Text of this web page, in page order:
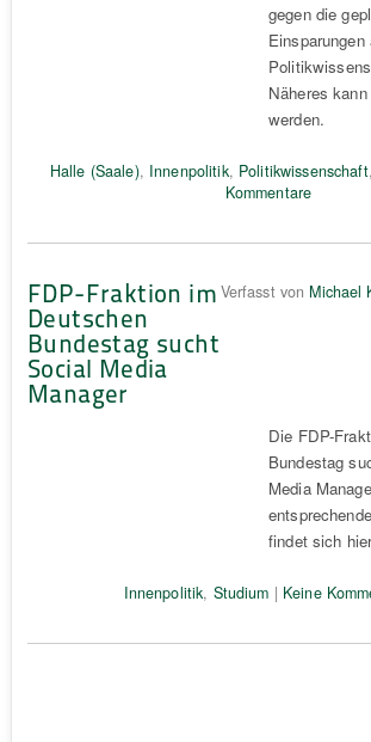
gegen die
Näheres
werden.
Halle (Saale), Innenpolitik, Politikwissenschaft,
Kommentare
FDP-Fraktion im
Deutschen
Bundestag sucht
Social Media
Manager
Verfasst von Michael
Die FDP-
Bundestag
Media
findet sich
Innenpolitik, Studium | Keine